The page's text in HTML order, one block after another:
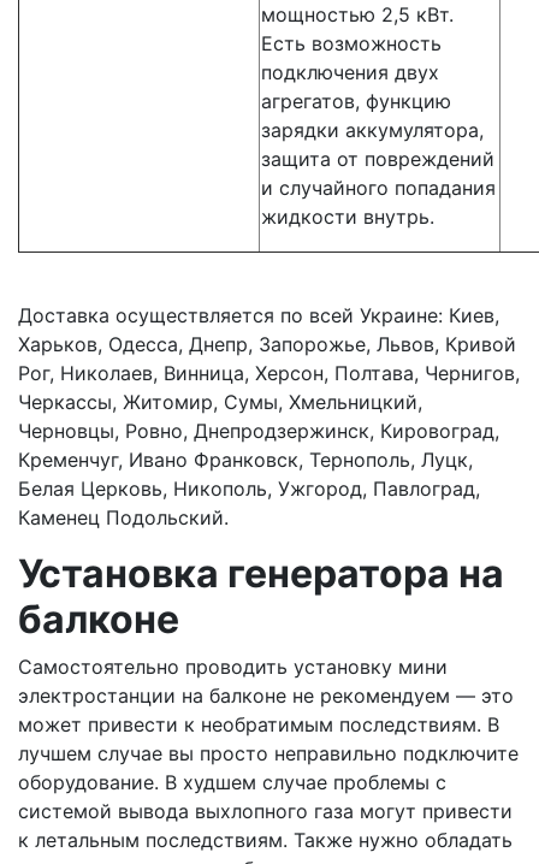
мощностью 2,5 кВт.
Есть возможность
подключения двух
агрегатов, функцию
зарядки аккумулятора,
защита от повреждений
и случайного попадания
жидкости внутрь.
Доставка осуществляется по всей Украине: Киев,
Харьков, Одесса, Днепр, Запорожье, Львов, Кривой
Рог, Николаев, Винница, Херсон, Полтава, Чернигов,
Черкассы, Житомир, Сумы, Хмельницкий,
Черновцы, Ровно, Днепродзержинск, Кировоград,
Кременчуг, Ивано Франковск, Тернополь, Луцк,
Белая Церковь, Никополь, Ужгород, Павлоград,
Каменец Подольский.
Установка генератора на
балконе
Самостоятельно проводить установку мини
электростанции на балконе не рекомендуем — это
может привести к необратимым последствиям. В
лучшем случае вы просто неправильно подключите
оборудование. В худшем случае проблемы с
системой вывода выхлопного газа могут привести
к летальным последствиям. Также нужно обладать